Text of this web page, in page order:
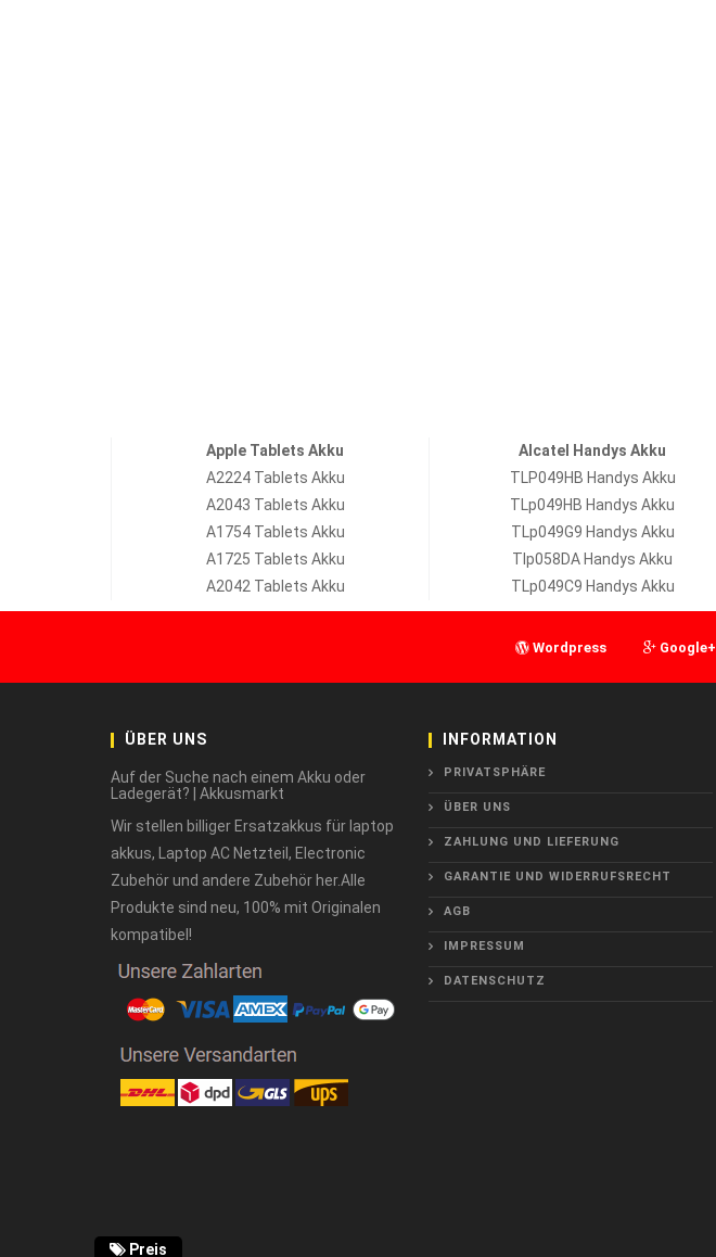
Apple Tablets Akku
A2224 Tablets Akku
A2043 Tablets Akku
A1754 Tablets Akku
A1725 Tablets Akku
A2042 Tablets Akku
Alcatel Handys Akku
TLP049HB Handys Akku
TLp049HB Handys Akku
TLp049G9 Handys Akku
Tlp058DA Handys Akku
TLp049C9 Handys Akku
Wordpress Google+
ÜBER UNS
Auf der Suche nach einem Akku oder
Ladegerät? | Akkusmarkt
Wir stellen billiger Ersatzakkus für laptop
akkus, Laptop AC Netzteil, Electronic
Zubehör und andere Zubehör her.Alle
Produkte sind neu, 100% mit Originalen
kompatibel!
INFORMATION
PRIVATSPHÄRE
ÜBER UNS
ZAHLUNG UND LIEFERUNG
GARANTIE UND WIDERRUFSRECHT
AGB
IMPRESSUM
DATENSCHUTZ
Preis